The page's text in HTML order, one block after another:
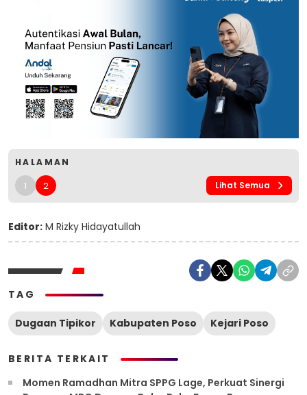
HALAMAN
1 2 Lihat Semua
Editor: M Rizky Hidayatullah
TAG
Dugaan Tipikor Kabupaten Poso Kejari Poso
BERITA TERKAIT
Momen Ramadhan Mitra SPPG Lage, Perkuat Sinergi